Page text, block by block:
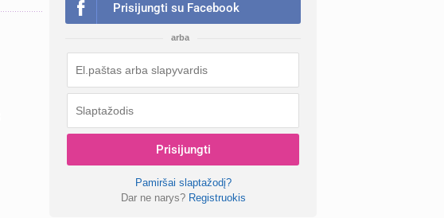
Prisijungti su Facebook
arba
Prisijungti
Pamiršai slaptažodį?
Dar ne narys? Registruokis